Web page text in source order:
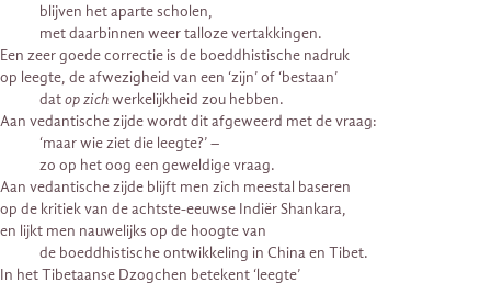
blijven het aparte scholen,
met daarbinnen weer talloze vertakkingen.
Een zeer goede correctie is de boeddhistische nadruk
op leegte, de afwezigheid van een ‘zijn’ of ‘bestaan’
datop zichwerkelijkheid zou hebben.
Aan vedantische zijde wordt dit afgeweerd met de vraag:
‘maar wie ziet die leegte?’ –
zo op het oog een geweldige vraag.
Aan vedantische zijde blijft men zich meestal baseren
op de kritiek van de achtste-eeuwse Indiër Shankara,
en lijkt men nauwelijks op de hoogte van
de boeddhistische ontwikkeling in China en Tibet.
In het Tibetaanse Dzogchen betekent ‘leegte’